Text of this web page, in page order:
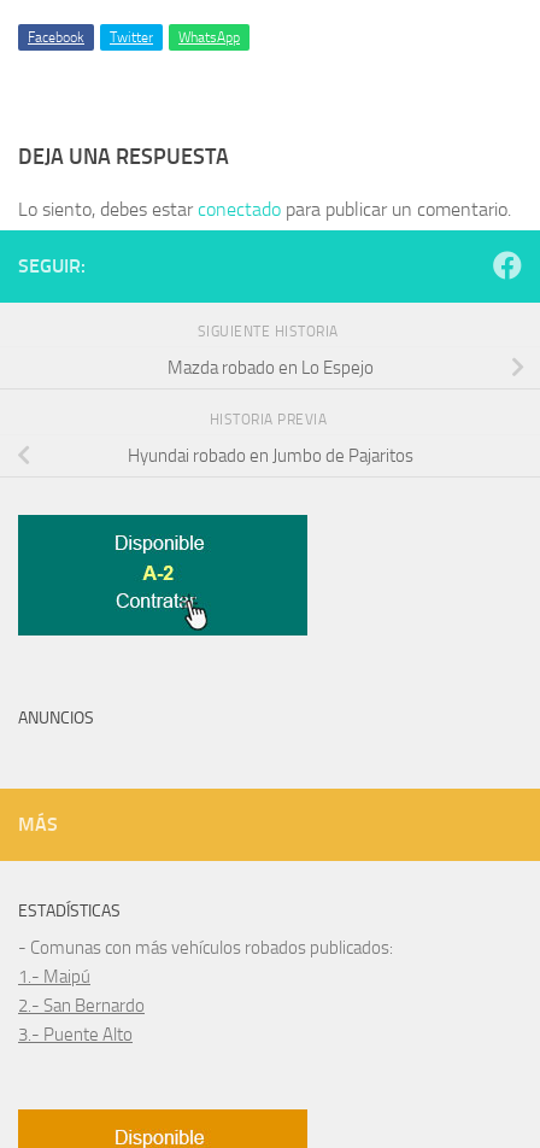
Facebook Twitter WhatsApp
DEJA UNA RESPUESTA
Lo siento, debes estarconectado para publicar un comentario.
SEGUIR:
SIGUIENTE HISTORIA
Mazda robado en Lo Espejo
HISTORIA PREVIA
Hyundai robado en Jumbo de Pajaritos
ANUNCIOS
MÁS
ESTADÍSTICAS
- Comunas con más vehículos robados publicados:
1.- Maipú
2.- San Bernardo
3.- Puente Alto